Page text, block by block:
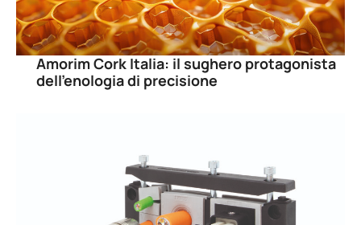
Amorim Cork Italia: il sughero protagonista
dell’enologia di precisione